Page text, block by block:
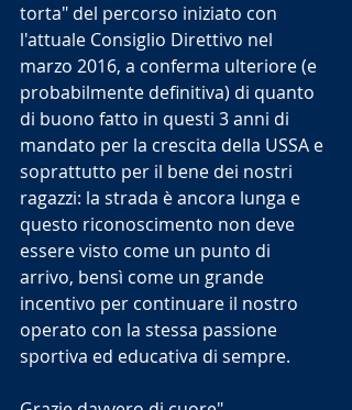
torta" del percorso iniziato con
l'attuale Consiglio Direttivo nel
marzo 2016, a conferma ulteriore (e
probabilmente definitiva) di quanto
di buono fatto in questi 3 anni di
mandato per la crescita della USSA e
soprattutto per il bene dei nostri
ragazzi: la strada è ancora lunga e
questo riconoscimento non deve
essere visto come un punto di
arrivo, bensì come un grande
incentivo per continuare il nostro
operato con la stessa passione
sportiva ed educativa di sempre.